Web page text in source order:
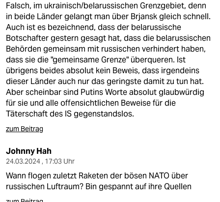
Falsch, im ukrainisch/belarussischen Grenzgebiet, denn
in beide Länder gelangt man über Brjansk gleich schnell.
Auch ist es bezeichnend, dass der belarussische
Botschafter gestern gesagt hat, dass die belarussischen
Behörden gemeinsam mit russischen verhindert haben,
dass sie die "gemeinsame Grenze" überqueren. Ist
übrigens beides absolut kein Beweis, dass irgendeins
dieser Länder auch nur das geringste damit zu tun hat.
Aber scheinbar sind Putins Worte absolut glaubwürdig
für sie und alle offensichtlichen Beweise für die
Täterschaft des IS gegenstandslos.
zum Beitrag
Johnny Hah
24.03.2024 , 17:03 Uhr
Wann flogen zuletzt Raketen der bösen NATO über
russischen Luftraum? Bin gespannt auf ihre Quellen